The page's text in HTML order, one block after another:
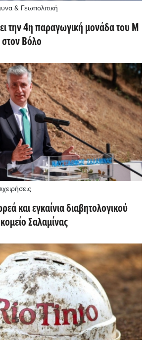
& Γεωπολιτική
την 4η παραγωγική μονάδα του M
Βόλο
και εγκαίνια διαβητολογικού
Σαλαμίνας